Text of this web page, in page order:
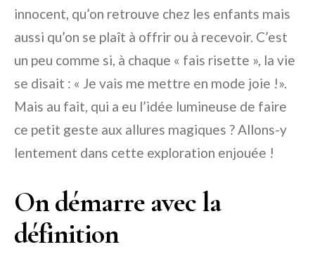
innocent, qu’on retrouve chez les enfants mais
aussi qu’on se plaît à offrir ou à recevoir. C’est
un peu comme si, à chaque « fais risette », la vie
se disait : « Je vais me mettre en mode joie !».
Mais au fait, qui a eu l’idée lumineuse de faire
ce petit geste aux allures magiques ? Allons-y
lentement dans cette exploration enjouée !
On démarre avec la
définition